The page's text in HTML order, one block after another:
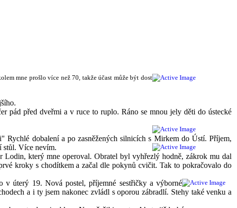
mne prošlo více než 70, takže účast může být dost
pád před dveřmi a v ruce to ruplo. Ráno se mnou jely děti do ústecké
dobalení a po zasněžených silnicích s Mirkem do Ústí. Příjem,
stůl. Více nevím.
Lodin, který mne operoval. Obratel byl vyhřezlý hodně, zákrok mu dal
kroky s chodítkem a začal dle pokynů cvičit. Tak to pokračovalo do
v úterý 19. Nová postel, příjemné sestřičky a výborné
a i ty jsem nakonec zvládl s oporou zábradlí. Stehy také venku a